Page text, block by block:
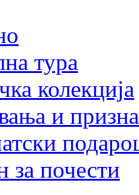
тура
колекција
и
за почести